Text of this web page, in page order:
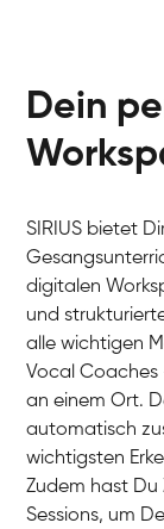
Dein
SIRIUS bietet
digitalen
und
alle wichtigen
Vocal
an einem Ort.
automatisch
wichtigsten
Zudem hast Du
Sessions, um